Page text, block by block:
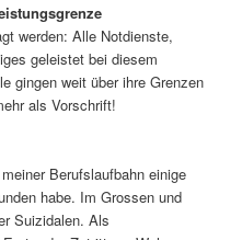
werden: Alle Notdienste,
geleistet bei diesem
gingen weit über ihre Grenzen
als Vorschrift!
Berufslaufbahn einige
habe. Im Grossen und
Suizidalen. Als